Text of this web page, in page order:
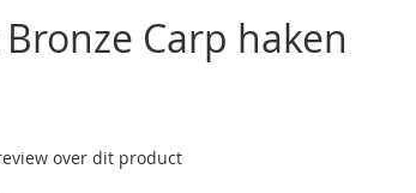
Carp haken
over dit product